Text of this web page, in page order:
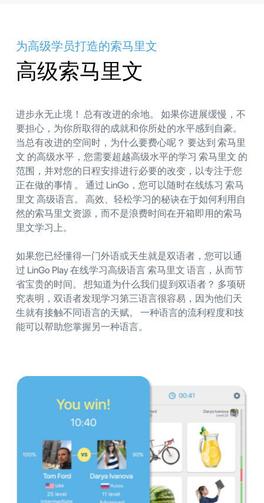
为高级学员打造的索马里文
高级索马里文
进步永无止境！ 总有改进的余地。 如果你进展缓慢，不
要担心，为你所取得的成就和你所处的水平感到自豪。
当总有改进的空间时，为什么要费心呢？ 要达到 索马里
文 的高级水平，您需要超越高级水平的学习 索马里文 的
范围，并对您的日程安排进行必要的改变，以专注于您
正在做的事情 。 通过 LinGo，您可以随时在线练习 索马
里文 高级语言。 高效、轻松学习的秘诀在于如何利用自
然的索马里文资源，而不是浪费时间在开箱即用的索马
里文学习上。
如果您已经懂得一门外语或天生就是双语者，您可以通
过 LinGo Play 在线学习高级语言 索马里文 语言，从而节
省宝贵的时间。 想知道为什么我们提到双语者？ 多项研
究表明，双语者发现学习第三语言很容易，因为他们天
生就有接触不同语言的天赋。 一种语言的流利程度和技
能可以帮助您掌握另一种语言。